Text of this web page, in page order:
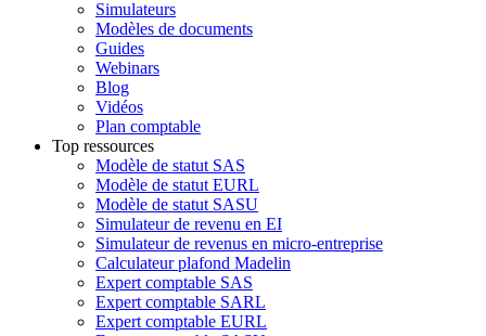
Simulateurs
Modèles de documents
Guides
Webinars
Blog
Vidéos
Plan comptable
Top ressources
Modèle de statut SAS
Modèle de statut EURL
Modèle de statut SASU
Simulateur de revenu en EI
Simulateur de revenus en micro-entreprise
Calculateur plafond Madelin
Expert comptable SAS
Expert comptable SARL
Expert comptable EURL